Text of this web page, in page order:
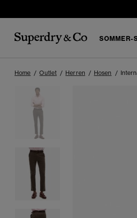
SOMMER-
Home Outlet Herren Hosen